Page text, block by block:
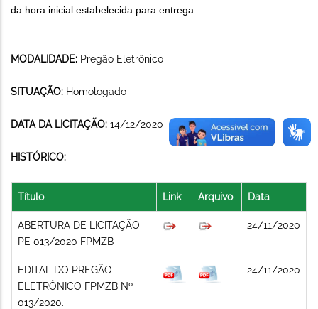
da hora inicial estabelecida para entrega.
MODALIDADE: Pregão Eletrônico
SITUAÇÃO: Homologado
DATA DA LICITAÇÃO: 14/12/2020
HISTÓRICO:
Título Link Arquivo Data
ABERTURA DE LICITAÇÃO
PE 013/2020 FPMZB
24/11/2020
EDITAL DO PREGÃO
ELETRÔNICO FPMZB Nº
013/2020.
24/11/2020